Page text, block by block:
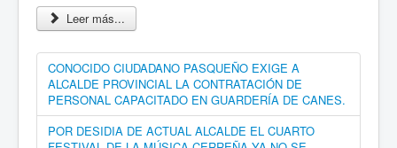
Leer más...
CONOCIDO CIUDADANO PASQUEÑO EXIGE A
ALCALDE PROVINCIAL LA CONTRATACIÓN DE
PERSONAL CAPACITADO EN GUARDERÍA DE CANES.
POR DESIDIA DE ACTUAL ALCALDE EL CUARTO